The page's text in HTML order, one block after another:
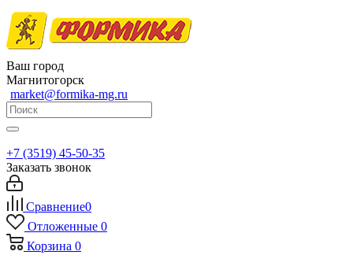
Ваш город
Магнитогорск
market@formika-mg.ru
+7 (3519) 45-50-35
Заказать звонок
Сравнение0
Отложенные 0
Корзина 0